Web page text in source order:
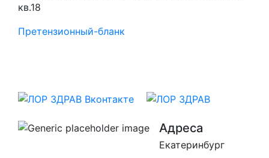
кв.18
Претензионный-бланк
Адреса
Екатеринбург